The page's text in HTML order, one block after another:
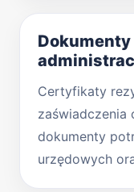
Certyfikaty
zaświadczenia
dokumenty
urzędowych